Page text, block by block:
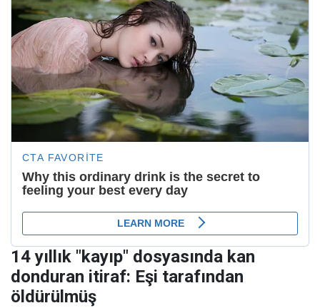
14 yıllık "kayıp" dosyasında kan
donduran itiraf: Eşi tarafından
öldürülmüş